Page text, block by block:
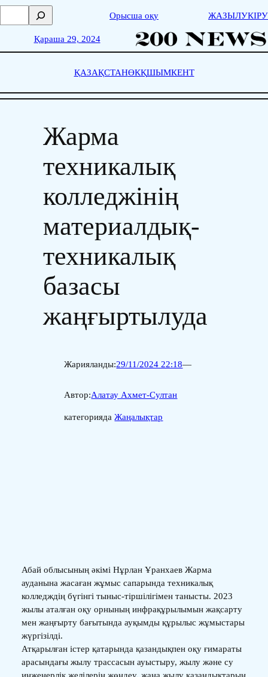
Skip
о
с
Орысша оқу ЖАЗЫЛУКІРУ
Қараша 29, 2024
ҚАЗАҚСТАНӨКҚШЫМКЕНТ
Жарма
техникалық
колледжінің
материалдық-
техникалық
базасы
жаңғыртылуда
Жарияланды:29/11/2024 22:18—
Автор:Алатау Ахмет-Султан
категориядаЖаңалықтар
Абай облысының әкімі Нұрлан Ұранхаев Жарма
ауданына жасаған жұмыс сапарында техникалық
колледждің бүгінгі тыныс-тіршілігімен танысты. 2023
жылы аталған оқу орнының инфрақұрылымын жақсарту
мен жаңғырту бағытында ауқымды құрылыс жұмыстары
жүргізілді.
Атқарылған істер қатарында қазандықпен оқу ғимараты
арасындағы жылу трассасын ауыстыру, жылу және су